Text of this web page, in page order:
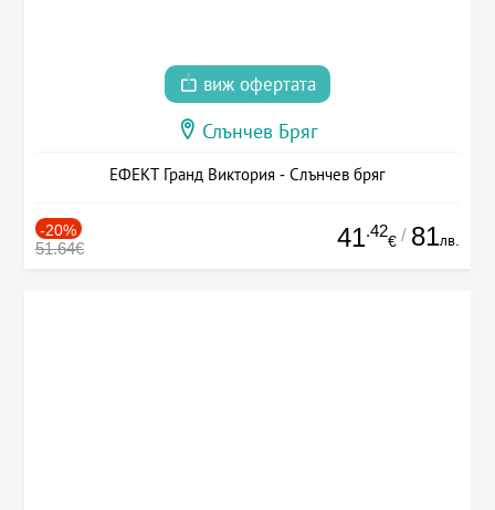
виж офертата
Слънчев Бряг
ЕФЕКТ Гранд Виктория - Слънчев бряг
-20%
51.64€ 41.42
€ / 81лв.